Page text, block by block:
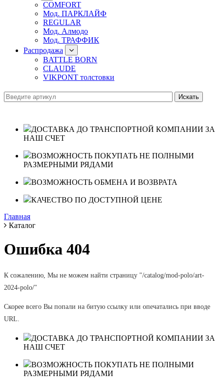
COMFORT
Мод. ПАРКЛАЙФ
REGULAR
Мод. Алмодо
Мод. ТРАФФИК
Распродажа
BATTLE BORN
CLAUDE
VIKPONT толстовки
ДОСТАВКА ДО ТРАНСПОРТНОЙ КОМПАНИИ ЗА
НАШ СЧЕТ
ВОЗМОЖНОСТЬ ПОКУПАТЬ НЕ ПОЛНЫМИ
РАЗМЕРНЫМИ РЯДАМИ
ВОЗМОЖНОСТЬ ОБМЕНА И ВОЗВРАТА
КАЧЕСТВО ПО ДОСТУПНОЙ ЦЕНЕ
Главная
Каталог
Ошибка 404
К сожалению, Мы не можем найти страницу "/catalog/mod-polo/art-
2024-polo/"
Скорее всего Вы попали на битую ссылку или опечатались при вводе
URL.
ДОСТАВКА ДО ТРАНСПОРТНОЙ КОМПАНИИ ЗА
НАШ СЧЕТ
ВОЗМОЖНОСТЬ ПОКУПАТЬ НЕ ПОЛНЫМИ
РАЗМЕРНЫМИ РЯДАМИ